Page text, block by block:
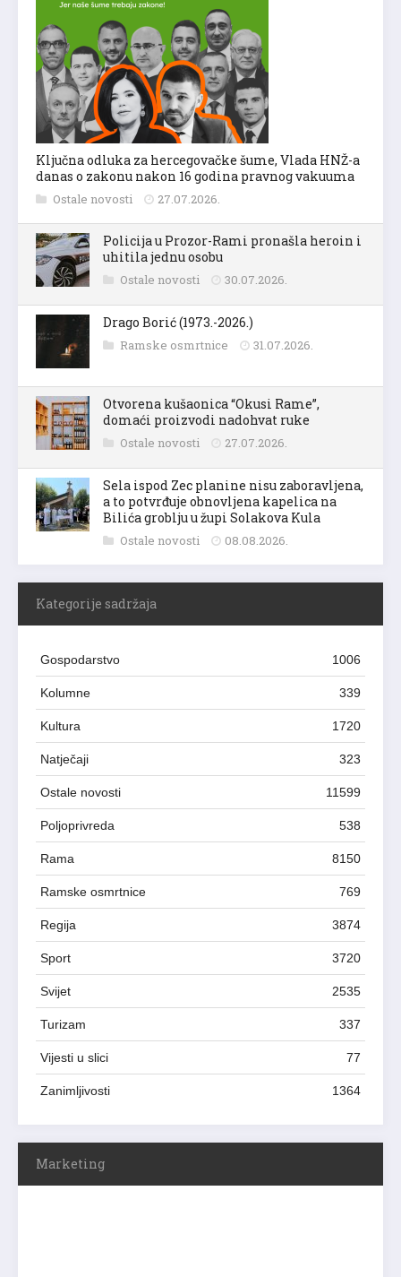
Ključna odluka za hercegovačke šume, Vlada HNŽ-a
danas o zakonu nakon 16 godina pravnog vakuuma
Ostale novosti 27.07.2026.
Policija u Prozor-Rami pronašla heroin i
uhitila jednu osobu
Ostale novosti 30.07.2026.
Drago Borić (1973.-2026.)
Ramske osmrtnice 31.07.2026.
Otvorena kušaonica “Okusi Rame”,
domaći proizvodi nadohvat ruke
Ostale novosti 27.07.2026.
Sela ispod Zec planine nisu zaboravljena,
a to potvrđuje obnovljena kapelica na
Bilića groblju u župi Solakova Kula
Ostale novosti 08.08.2026.
Kategorije sadržaja
Gospodarstvo 1006
Kolumne 339
Kultura 1720
Natječaji 323
Ostale novosti 11599
Poljoprivreda 538
Rama 8150
Ramske osmrtnice 769
Regija 3874
Sport 3720
Svijet 2535
Turizam 337
Vijesti u slici 77
Zanimljivosti 1364
Marketing